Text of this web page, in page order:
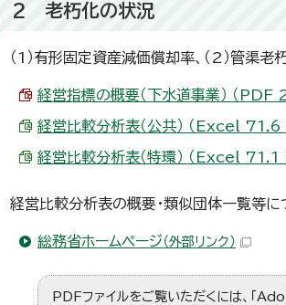
2 老朽化の状況
（1）有形固定資産減価償却率、（2）管渠老
経営指標の概要（下水道事業） （
経営比較分析表（公共） （Excel 71.6
経営比較分析表（特環） （Excel 71.1
経営比較分析表の概要・類似団体一覧等に
総務省ホームページ （外部リンク）
PDFファイルをご覧いただくには、「